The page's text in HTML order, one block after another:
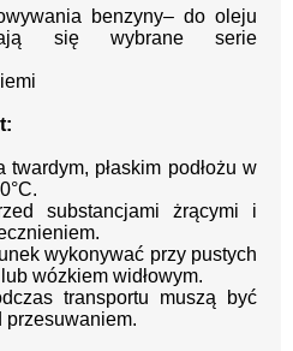
benzyny– do oleju
się wybrane serie
twardym, płaskim podłożu w
substancjami żrącymi i
wykonywać przy pustych
wózkiem widłowym.
transportu muszą być
przesuwaniem.